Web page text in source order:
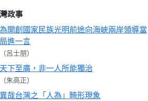
政事
為開創國家民族光明前途向海峽兩岸領導當
局進一言
（呂士朋）
天下至廣，非一人所能獨治
（朱高正）
異哉台灣之「人為」畸形現象